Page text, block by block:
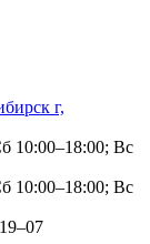
г,
10:00–18:00; Вс
10:00–18:00; Вс